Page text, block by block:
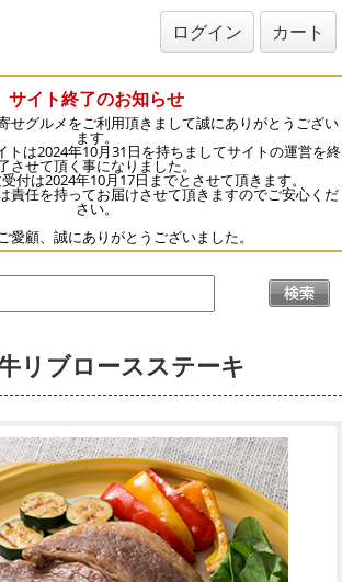
ログイン カート
サイト終了のお知らせ
せグルメをご利用頂きまして誠にありがとうござい
ます。
トは2024年10月31日を持ちましてサイトの運営を終
させて頂く事になりました。
付は2024年10月17日までとさせて頂きます。
責任を持ってお届けさせて頂きますのでご安心くだ
さい。
愛顧、誠にありがとうございました。
リブロースステーキ